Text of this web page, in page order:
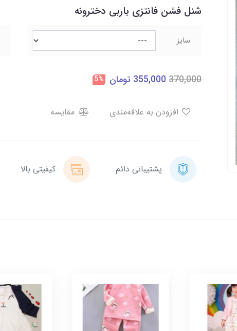
شنل فشن فانتزی باربی دخترونه
سایز
370,000
355,000 تومان 5%
مقایسه
پشتیبانی دائم کیفیتی بالا